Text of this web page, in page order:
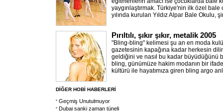
yaygınlaştırmak. Türkiye'nin ilk özel
yılında kurulan Yıldız Alpar Bale Okulu,
Pırıltılı, şıkır şıkır, metalik 2005
"Bling-bling" kelimesi şu an en moda
gazetesinin kapağına kadar herkesin
geldiğini ve nasıl bu kadar büyüdüğünü
bling, günümüze hakim modanın bir
kültürü ile hayatımıza giren bling argo
DİĞER HOBİ HABERLERİ
Geçmiş Unutulmuyor
Dubai sanki zaman tüneli